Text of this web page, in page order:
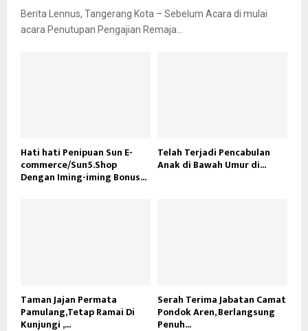
Berita Lennus, Tangerang Kota – Sebelum Acara di mulai
acara Penutupan Pengajian Remaja...
Hati hati Penipuan Sun E-
commerce/Sun5.Shop
Dengan Iming-iming Bonus...
Telah Terjadi Pencabulan
Anak di Bawah Umur di...
Taman Jajan Permata
Pamulang,Tetap Ramai Di
Kunjungi ,...
Serah Terima Jabatan Camat
Pondok Aren, Berlangsung
Penuh...